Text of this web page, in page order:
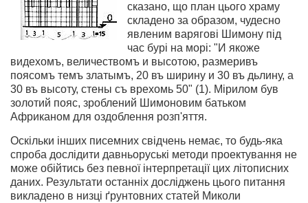
сказано, що план цього храму
складено за образом, чудесно
явленим варягові Шимону під
час бурі на морі: "И якоже
видехомъ, величествомъ и высотою, размеривъ
поясомъ темъ златымъ, 20 въ ширину и 30 въ дьлину, а
30 въ высоту, стены съ врехомь 50" (1). Мірилом був
золотий пояс, зроблений Шимоновим батьком
Африканом для оздоблення розп'яття.
Оскільки інших писемних свідчень немає, то будь-яка
спроба дослідити давньоруські методи проектування не
може обійтись без певної інтерпретації цих літописних
даних. Результати останніх досліджень цього питання
викладено в низці ґрунтовних статей Миколи